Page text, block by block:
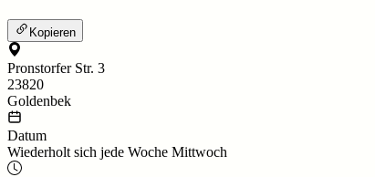
Kopieren
Pronstorfer Str. 3
23820
Goldenbek
Datum
Wiederholt sich jede Woche Mittwoch